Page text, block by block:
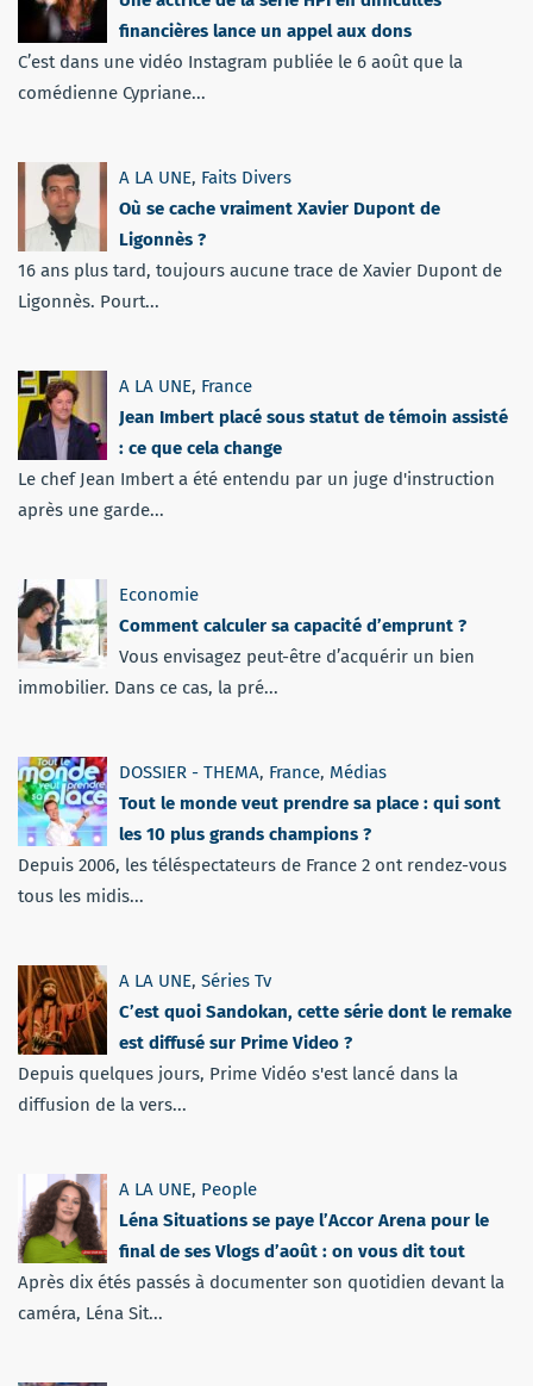
financières lance un appel aux dons
C’est dans une vidéo Instagram publiée le 6 août que la
comédienne Cypriane...
A LA UNE, Faits Divers
Où se cache vraiment Xavier Dupont de
Ligonnès ?
16 ans plus tard, toujours aucune trace de Xavier Dupont de
Ligonnès. Pourt...
A LA UNE, France
Jean Imbert placé sous statut de témoin assisté
: ce que cela change
Le chef Jean Imbert a été entendu par un juge d'instruction
après une garde...
Economie
Comment calculer sa capacité d’emprunt ?
Vous envisagez peut-être d’acquérir un bien
immobilier. Dans ce cas, la pré...
DOSSIER - THEMA, France, Médias
Tout le monde veut prendre sa place : qui sont
les 10 plus grands champions ?
Depuis 2006, les téléspectateurs de France 2 ont rendez-vous
tous les midis...
A LA UNE, Séries Tv
C’est quoi Sandokan, cette série dont le remake
est diffusé sur Prime Video ?
Depuis quelques jours, Prime Vidéo s'est lancé dans la
diffusion de la vers...
A LA UNE, People
Léna Situations se paye l’Accor Arena pour le
final de ses Vlogs d’août : on vous dit tout
Après dix étés passés à documenter son quotidien devant la
caméra, Léna Sit...